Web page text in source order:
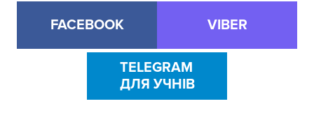
FACEBOOK VIBER
TELEGRAM
ДЛЯ УЧНІВ